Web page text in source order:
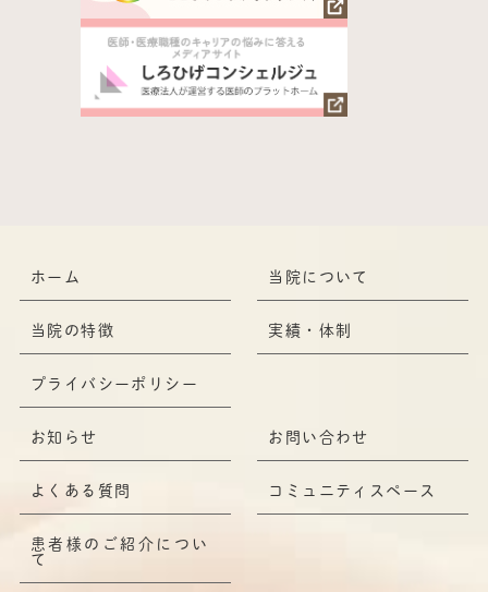
ホーム 当院について
当院の特徴 実績・体制
プライバシーポリシー
お知らせ お問い合わせ
よくある質問 コミュニティスペース
患者様のご紹介につい
て